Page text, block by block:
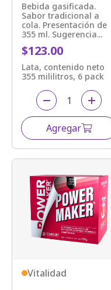
Bebida gasificada.
Sabor tradicional a
cola. Presentación de
355 ml. Sugerencia...
$123.00
Lata, contenido neto
355 mililitros, 6 pack
Agregar
Vitalidad